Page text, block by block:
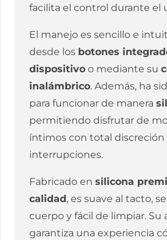
facilita el control durante el
El manejo es sencillo e
desde los botones
dispositivo o mediante su
inalámbrico. Además, ha
para funcionar de manera
permitiendo disfrutar de
íntimos con total discreción
interrupciones.
Fabricado en silicona
calidad , es suave al tacto,
cuerpo y fácil de limpiar. Su
garantiza una experiencia